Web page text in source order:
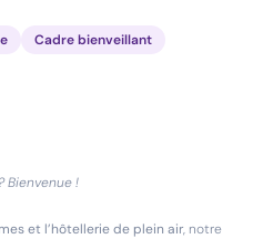
Cadre bienveillant
Bienvenue !
et l’hôtellerie de plein air, notre